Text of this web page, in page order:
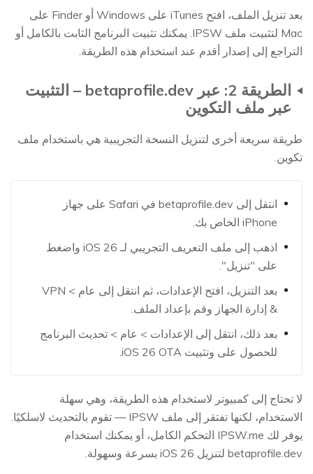
بعد تنزيل الملف، افتح iTunes على Windows أو Finder على
Mac لتثبيت ملف IPSW. يمكنك تثبيت البرنامج الثابت بالكامل أو
التراجع إلى إصدار أقدم عند استخدام هذه الطريقة.
الطريقة 2: عبر betaprofile.dev – التثبيت
عبر ملف التكوين
طريقة سريعة أخرى لتنزيل النسخة التجريبية هي باستخدام ملف
تكوين.
انتقل إلى betaprofile.dev في Safari على جهاز
iPhone الخاص بك.
اذهب إلى ملف التعريف التجريبي لـ iOS 26 واضغط
على "تنزيل".
بعد التنزيل، افتح الإعدادات، ثم انتقل إلى عام > VPN
& إدارة الجهاز وقم بإعداد الملف.
بعد ذلك، انتقل إلى الإعدادات > عام > تحديث البرنامج
للحصول على وتثبيت iOS 26 OTA.
لا تحتاج إلى كمبيوتر لاستخدام هذه الطريقة، وهي سهلة
الاستخدام، لكنها تفتقر إلى ملف IPSW — تقوم بالتحديث لاسلكيًا.
يوفر لك IPSW.me التحكم الكامل، أو يمكنك استخدام
betaprofile.dev لتنزيل iOS 26 بسرعة وسهولة.